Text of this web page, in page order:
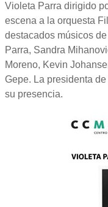
Violeta Parra dirigido
escena a la orquesta
destacados músicos
Parra, Sandra
Moreno, Kevin
Gepe. La presidenta
su presencia.